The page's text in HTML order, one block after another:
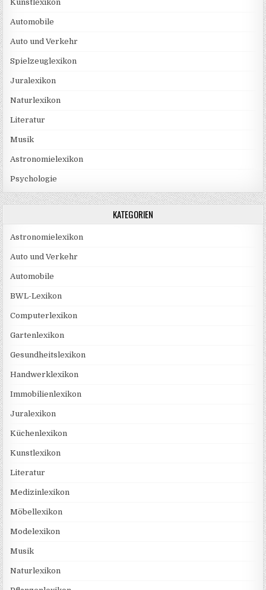
Kunstlexikon
Automobile
Auto und Verkehr
Spielzeuglexikon
Juralexikon
Naturlexikon
Literatur
Musik
Astronomielexikon
Psychologie
KATEGORIEN
Astronomielexikon
Auto und Verkehr
Automobile
BWL-Lexikon
Computerlexikon
Gartenlexikon
Gesundheitslexikon
Handwerklexikon
Immobilienlexikon
Juralexikon
Küchenlexikon
Kunstlexikon
Literatur
Medizinlexikon
Möbellexikon
Modelexikon
Musik
Naturlexikon